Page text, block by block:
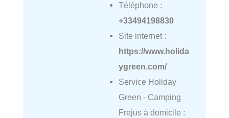
Téléphone :
+33494198830
Site internet :
https://www.holida
ygreen.com/
Service Holiday
Green - Camping
Frejus à domicile :